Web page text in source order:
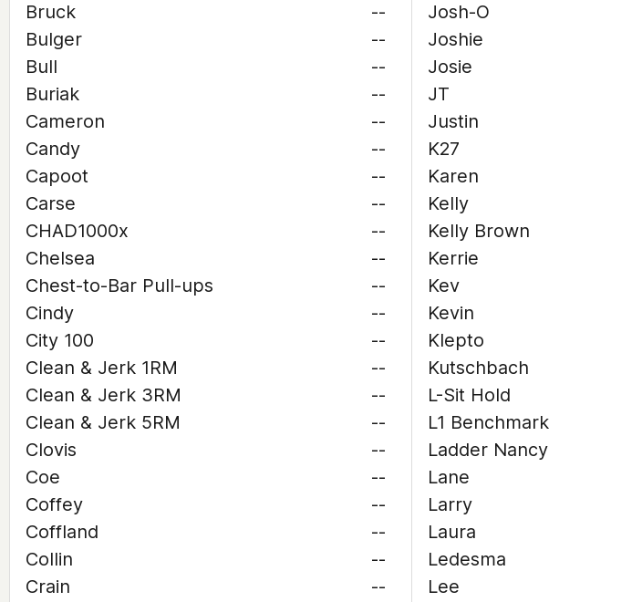
Bruck
--
Bulger
--
Bull
--
Buriak
--
Cameron
--
Candy
--
Capoot
--
Carse
--
CHAD1000x
--
Chelsea
--
Chest-to-Bar Pull-ups
--
Cindy
--
City 100
--
Clean & Jerk 1RM
--
Clean & Jerk 3RM
--
Clean & Jerk 5RM
--
Clovis
--
Coe
--
Coffey
--
Coffland
--
Collin
--
Crain
--
Josh-O
Joshie
Josie
JT
Justin
K27
Karen
Kelly
Kelly Brown
Kerrie
Kev
Kevin
Klepto
Kutschbach
L-Sit Hold
L1 Benchmark
Ladder Nancy
Lane
Larry
Laura
Ledesma
Lee